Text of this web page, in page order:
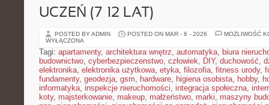
UCZEŃ (7–12 LAT)
POSTED BY ADMIN POSTED ON MAR - 6 - 2026
MOŻLIWOŚĆ
WYŁĄCZONA
Tagi: apartamenty, architektura wnętrz, automatyka, biura
budownictwo, cyberbezpieczenstwo, człowiek, DIY, duchowość,
elektronika, elektronika użytkowa, etyka, filozofia, fitness urody,
fundamenty, geodezja, gsm, hardware, higiena osobista, hobby,
informatyka, inspekcje nieruchomości, integracja społeczna,
koty, majsterkowanie, makeup, małżeństwo, marki, maszyny